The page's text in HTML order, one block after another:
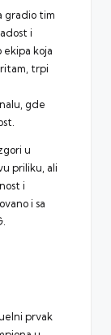
gradio tim
i
ekipa koja
trpi
gde
u
priliku, ali
i
i sa
prvak